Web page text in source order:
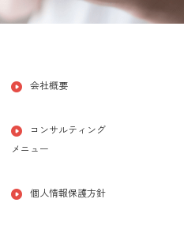
会社概要
コンサルティング
メニュー
個人情報保護方針